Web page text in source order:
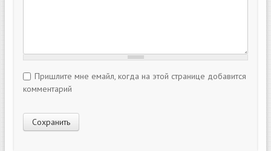
Пришлите мне емайл, когда на этой странице добавится
комментарий